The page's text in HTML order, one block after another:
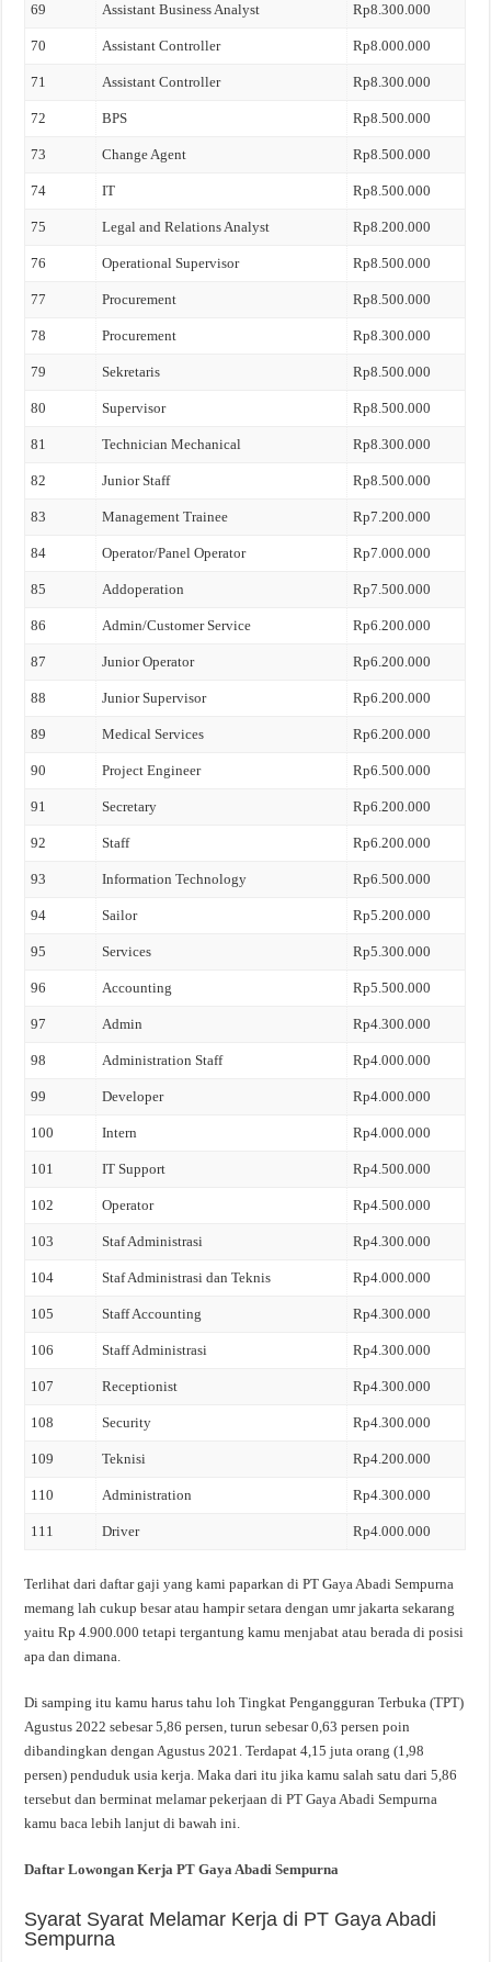
69 Assistant Business Analyst Rp8.300.000
70 Assistant Controller Rp8.000.000
71 Assistant Controller Rp8.300.000
72 BPS Rp8.500.000
73 Change Agent Rp8.500.000
74 IT Rp8.500.000
75 Legal and Relations Analyst Rp8.200.000
76 Operational Supervisor Rp8.500.000
77 Procurement Rp8.500.000
78 Procurement Rp8.300.000
79 Sekretaris Rp8.500.000
80 Supervisor Rp8.500.000
81 Technician Mechanical Rp8.300.000
82 Junior Staff Rp8.500.000
83 Management Trainee Rp7.200.000
84 Operator/Panel Operator Rp7.000.000
85 Addoperation Rp7.500.000
86 Admin/Customer Service Rp6.200.000
87 Junior Operator Rp6.200.000
88 Junior Supervisor Rp6.200.000
89 Medical Services Rp6.200.000
90 Project Engineer Rp6.500.000
91 Secretary Rp6.200.000
92 Staff Rp6.200.000
93 Information Technology Rp6.500.000
94 Sailor Rp5.200.000
95 Services Rp5.300.000
96 Accounting Rp5.500.000
97 Admin Rp4.300.000
98 Administration Staff Rp4.000.000
99 Developer Rp4.000.000
100 Intern Rp4.000.000
101 IT Support Rp4.500.000
102 Operator Rp4.500.000
103 Staf Administrasi Rp4.300.000
104 Staf Administrasi dan Teknis Rp4.000.000
105 Staff Accounting Rp4.300.000
106 Staff Administrasi Rp4.300.000
107 Receptionist Rp4.300.000
108 Security Rp4.300.000
109 Teknisi Rp4.200.000
110 Administration Rp4.300.000
111 Driver Rp4.000.000
Terlihat dari daftar gaji yang kami paparkan di PT Gaya Abadi Sempurna
memang lah cukup besar atau hampir setara dengan umr jakarta sekarang
yaitu Rp 4.900.000 tetapi tergantung kamu menjabat atau berada di posisi
apa dan dimana.
Di samping itu kamu harus tahu loh Tingkat Pengangguran Terbuka (TPT)
Agustus 2022 sebesar 5,86 persen, turun sebesar 0,63 persen poin
dibandingkan dengan Agustus 2021. Terdapat 4,15 juta orang (1,98
persen) penduduk usia kerja. Maka dari itu jika kamu salah satu dari 5,86
tersebut dan berminat melamar pekerjaan di PT Gaya Abadi Sempurna
kamu baca lebih lanjut di bawah ini.
Daftar Lowongan Kerja PT Gaya Abadi Sempurna
Syarat Syarat Melamar Kerja di PT Gaya Abadi
Sempurna